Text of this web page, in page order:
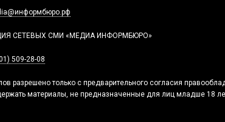
СЕТЕВЫХ СМИ «МЕДИА ИНФОРМБЮРО»
509-28-08
разрешено только с предварительного согласия
материалы, не предназначенные для лиц младше 18